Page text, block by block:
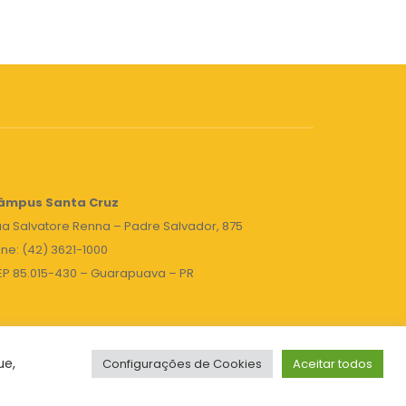
Santa Cruz
Salvatore Renna – Padre Salvador, 875
(42) 3621-1000
85.015-430 – Guarapuava – PR
Configurações de Cookies Aceitar todos